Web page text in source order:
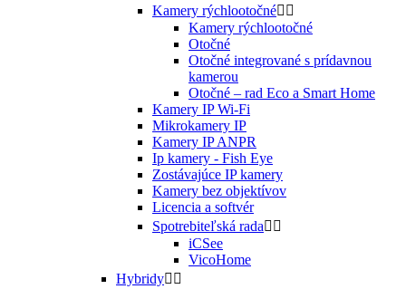
Kamery rýchlootočné 
Kamery rýchlootočné
Otočné
Otočné integrované s prídavnou
kamerou
Otočné – rad Eco a Smart Home
Kamery IP Wi-Fi
Mikrokamery IP
Kamery IP ANPR
Ip kamery - Fish Eye
Zostávajúce IP kamery
Kamery bez objektívov
Licencia a softvér
Spotrebiteľská rada 
iCSee
VicoHome
Hybridy 